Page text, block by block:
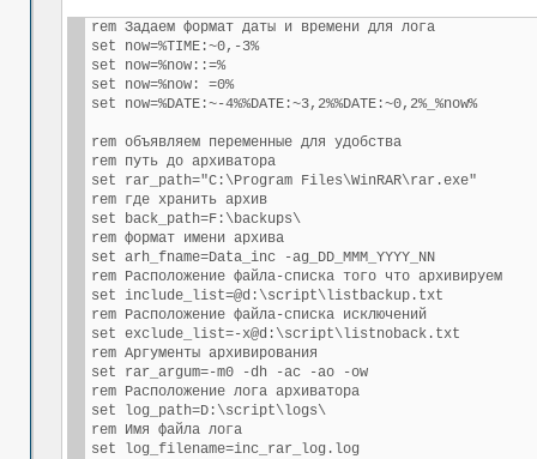
rem Задаем формат даты и времени для лога
set now=%TIME:~0,-3%
set now=%now::=%
set now=%now: =0%
set now=%DATE:~-4%%DATE:~3,2%%DATE:~0,2%_%now%
rem объявляем переменные для удобства
rem путь до архиватора
set rar_path="C:\Program Files\WinRAR\rar.exe"
rem где хранить архив
set back_path=F:\backups\
rem формат имени архива
set arh_fname=Data_inc -ag_DD_MMM_YYYY_NN
rem Расположение файла-списка того что архивируем
set include_list=@d:\script\listbackup.txt
rem Расположение файла-списка исключений
set exclude_list=-x@d:\script\listnoback.txt
rem Аргументы архивирования
set rar_argum=-m0 -dh -ac -ao -ow
rem Расположение лога архиватора
set log_path=D:\script\logs\
rem Имя файла лога
set log_filename=inc_rar_log.log